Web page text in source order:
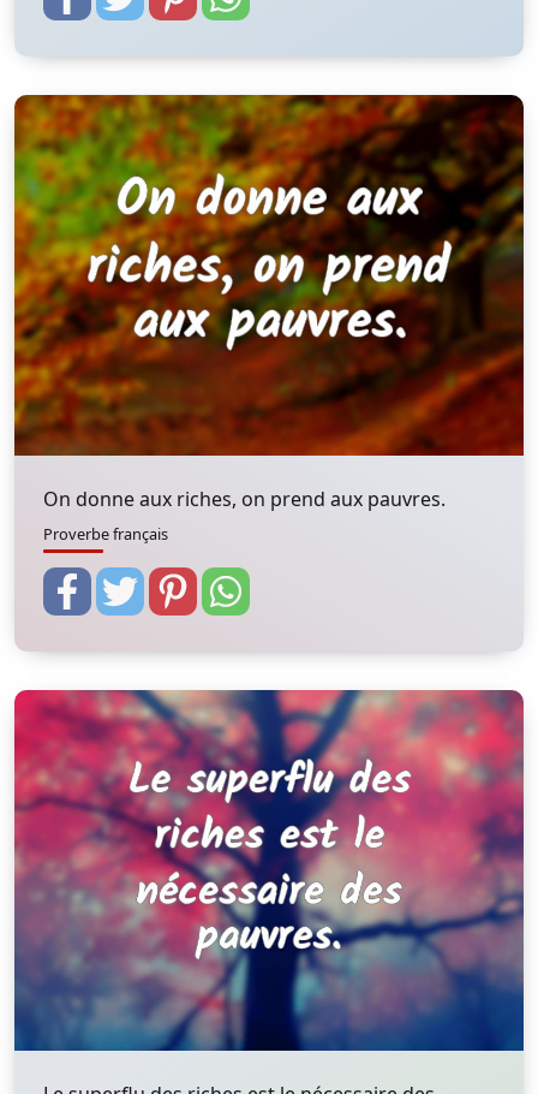
On donne aux riches, on prend aux pauvres.
Proverbe français